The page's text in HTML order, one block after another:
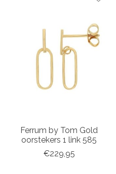
Ferrum by Tom Gold
oorstekers 1 link 585
€229,95